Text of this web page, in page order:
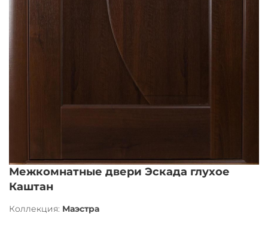
Межкомнатные двери Эскада глухое
Каштан
Коллекция: Маэстра